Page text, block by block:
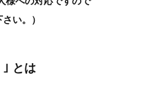
い。）
とは